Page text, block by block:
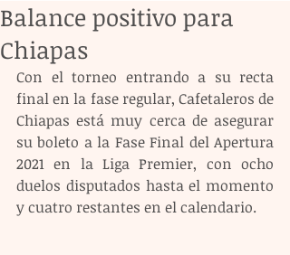
Balance positivo para
Chiapas
Con el torneo entrando a su recta
final en la fase regular, Cafetaleros de
Chiapas está muy cerca de asegurar
su boleto a la Fase Final del Apertura
2021 en la Liga Premier, con ocho
duelos disputados hasta el momento
y cuatro restantes en el calendario.